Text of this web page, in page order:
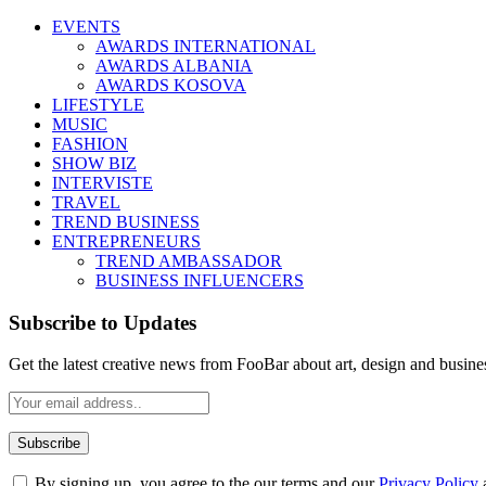
EVENTS
AWARDS INTERNATIONAL
AWARDS ALBANIA
AWARDS KOSOVA
LIFESTYLE
MUSIC
FASHION
SHOW BIZ
INTERVISTE
TRAVEL
TREND BUSINESS
ENTREPRENEURS
TREND AMBASSADOR
BUSINESS INFLUENCERS
Subscribe to Updates
Get the latest creative news from FooBar about art, design and